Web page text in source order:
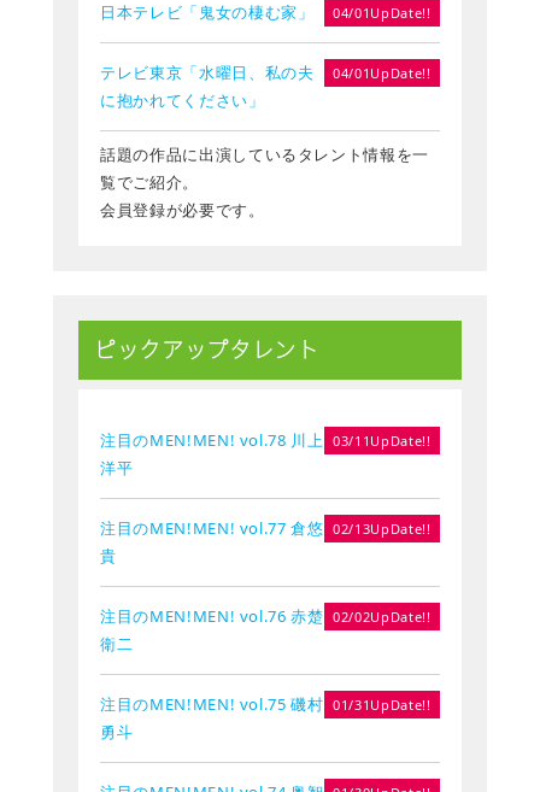
日本テレビ「鬼女の棲む家」 04/01UpDate!!
テレビ東京「水曜日、私の夫
に抱かれてください」
04/01UpDate!!
話題の作品に出演しているタレント情報を一
覧でご紹介。
会員登録が必要です。
ピックアップタレント
注目のMEN!MEN! vol.78 川上
洋平
03/11UpDate!!
注目のMEN!MEN! vol.77 倉悠
貴
02/13UpDate!!
注目のMEN!MEN! vol.76 赤楚
衛二
02/02UpDate!!
注目のMEN!MEN! vol.75 磯村
勇斗
01/31UpDate!!